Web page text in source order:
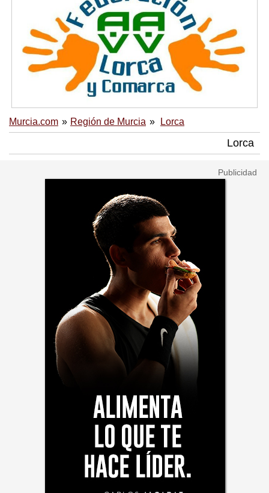
Murcia.com Región de Murcia Lorca
Lorca